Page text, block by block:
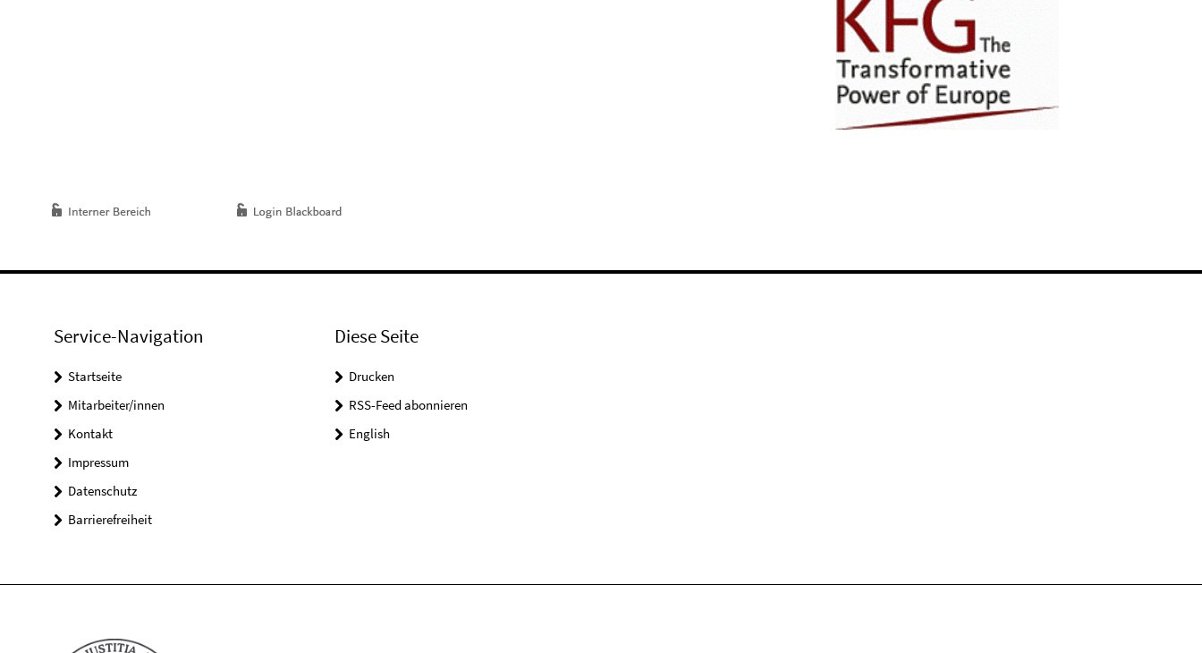
Service-Navigation
Startseite
Mitarbeiter/innen
Kontakt
Impressum
Datenschutz
Barrierefreiheit
Diese Seite
Drucken
RSS-Feed abonnieren
English